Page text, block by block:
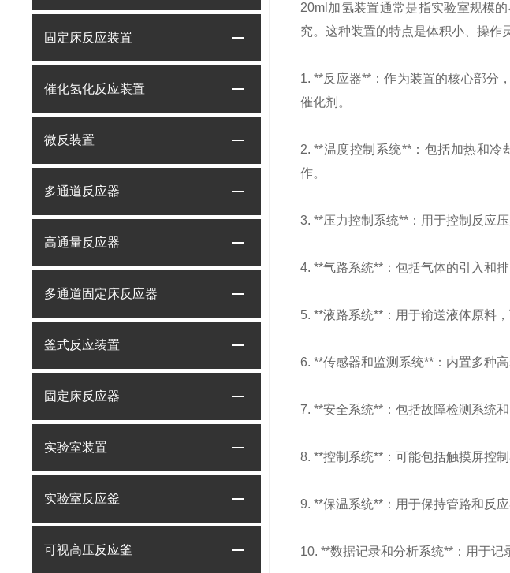
固定床反应装置
催化氢化反应装置
微反装置
多通道反应器
高通量反应器
多通道固定床反应器
釜式反应装置
固定床反应器
实验室装置
实验室反应釜
可视高压反应釜
20ml加氢装置通常是指实验室规模
究。这种装置的特点是体积小、操作
1. **反应器**：作为装置的核心部分
催化剂。
2. **温度控制系统**：包括加热和
作。
3. **压力控制系统**：用于控制反应
4. **气路系统**：包括气体的引入和
5. **液路系统**：用于输送液体原料
6. **传感器和监测系统**：内置多种
7. **安全系统**：包括故障检测系统
8. **控制系统**：可能包括触摸屏控
9. **保温系统**：用于保持管路和反
10. **数据记录和分析系统**：用于记